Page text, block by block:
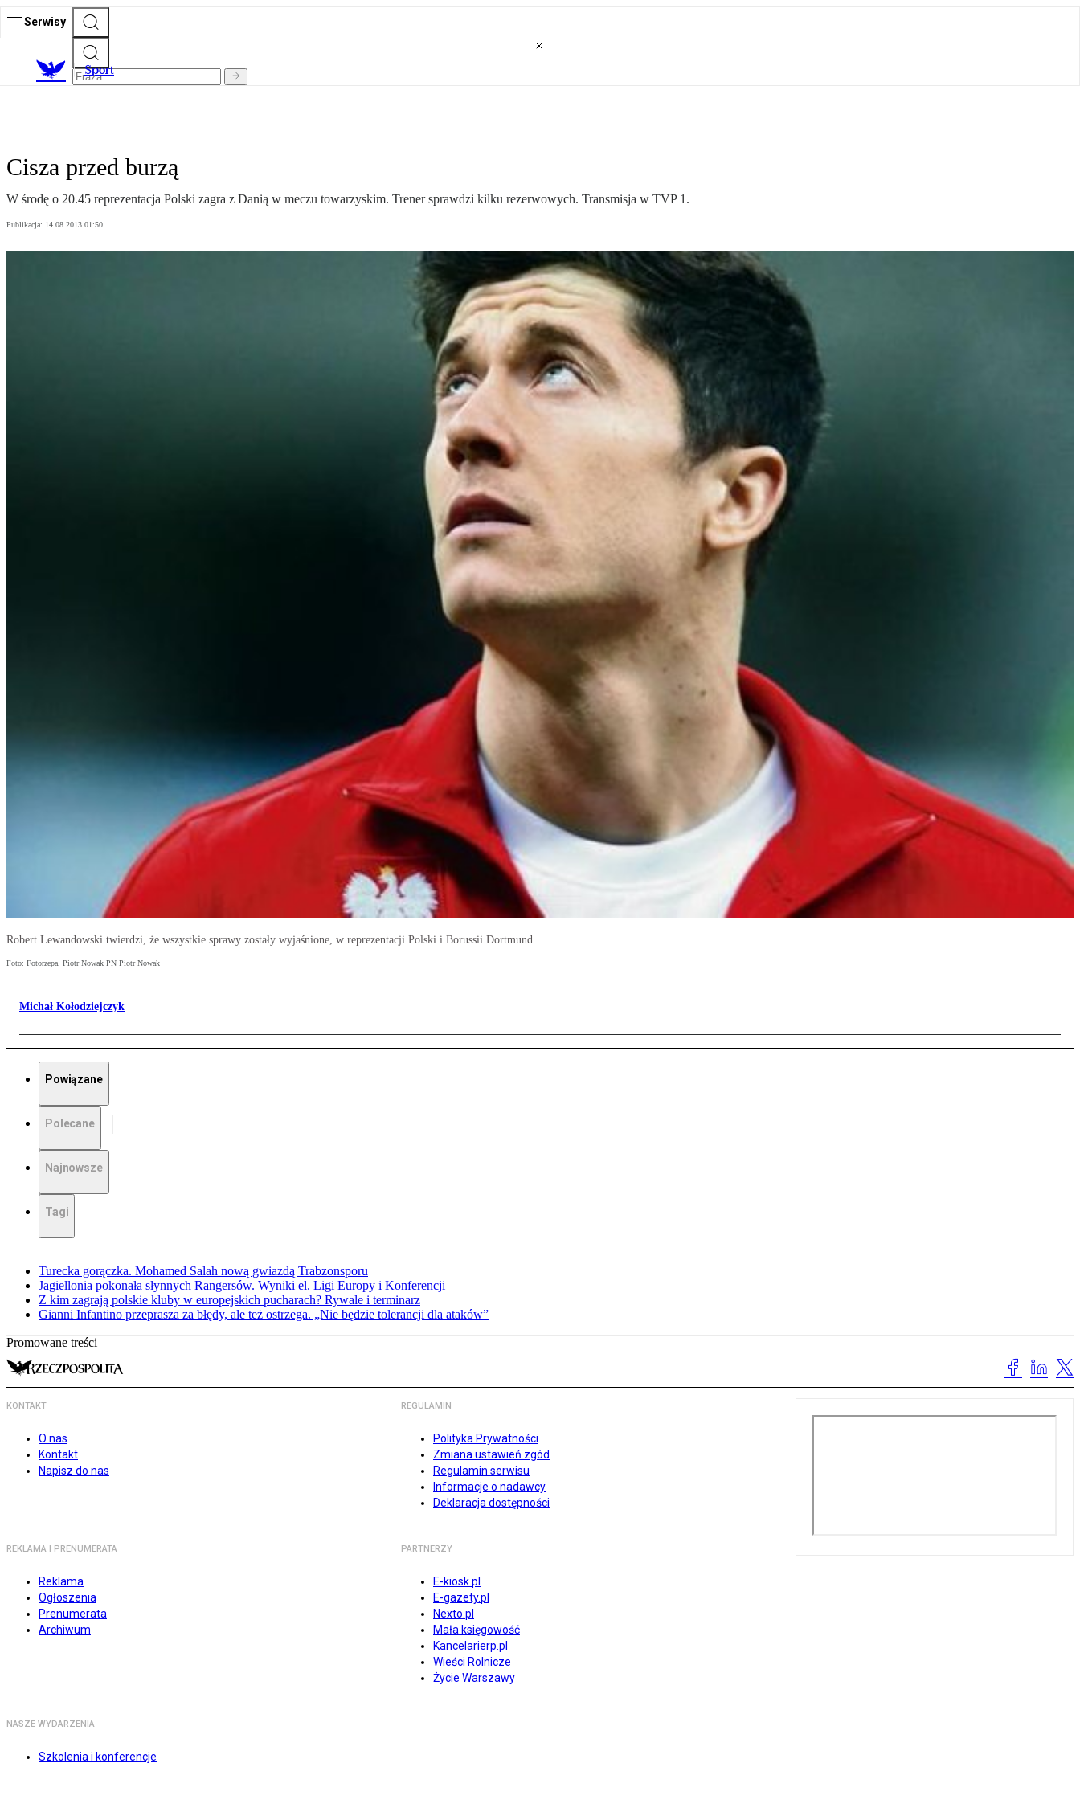
Serwisy
Sport
Cisza przed burzą
W środę o 20.45 reprezentacja Polski zagra z Danią w meczu towarzyskim. Trener sprawdzi kilku rezerwowych. Transmisja w TVP 1.
Publikacja: 14.08.2013 01:50
Robert Lewandowski twierdzi, że wszystkie sprawy zostały wyjaśnione, w reprezentacji Polski i Borussii Dortmund
Foto: Fotorzepa, Piotr Nowak PN Piotr Nowak
Michał Kołodziejczyk
Powiązane
Polecane
Najnowsze
Tagi
Turecka gorączka. Mohamed Salah nową gwiazdą Trabzonsporu
Jagiellonia pokonała słynnych Rangersów. Wyniki el. Ligi Europy i Konferencji
Z kim zagrają polskie kluby w europejskich pucharach? Rywale i terminarz
Gianni Infantino przeprasza za błędy, ale też ostrzega. „Nie będzie tolerancji dla ataków”
Promowane treści
KONTAKT
O nas
Kontakt
Napisz do nas
REGULAMIN
Polityka Prywatności
Zmiana ustawień zgód
Regulamin serwisu
Informacje o nadawcy
Deklaracja dostępności
REKLAMA I PRENUMERATA
Reklama
Ogłoszenia
Prenumerata
Archiwum
PARTNERZY
E-kiosk.pl
E-gazety.pl
Nexto.pl
Mała księgowość
Kancelarierp.pl
Wieści Rolnicze
Życie Warszawy
NASZE WYDARZENIA
Szkolenia i konferencje